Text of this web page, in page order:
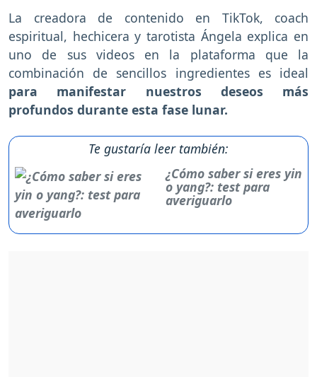
La creadora de contenido en TikTok, coach
espiritual, hechicera y tarotista Ángela explica en
uno de sus videos en la plataforma que la
combinación de sencillos ingredientes es ideal
para manifestar nuestros deseos más
profundos durante esta fase lunar.
Te gustaría leer también:
¿Cómo saber si eres yin
o yang?: test para
averiguarlo